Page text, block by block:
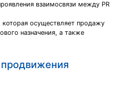
взаимосвязи между PR
осуществляет продажу
назначения, а также
продвижения